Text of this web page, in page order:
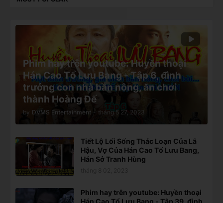
Phim hay trên youtube: Huyền thoại
Hán Cao Tổ Lưu Bang - Tập 6, đình
trưởng con nhà bần nông, ăn chơi
thành Hoàng Đế
by DVMS Entertainment - tháng 5 27, 2023
Tiết Lộ Lối Sống Thác Loạn Của Lã
Hậu, Vợ Của Hán Cao Tổ Lưu Bang,
Hán Sở Tranh Hùng
Phim hay trên youtube: Huyền thoại
Hán Cao Tổ Lưu Bang - Tập 39, đình